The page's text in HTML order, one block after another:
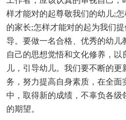
样才能对的起尊敬我们的幼儿;
的家长;怎样才能对的起为我们
导。要做一名合格、优秀的幼儿
自己的思想觉悟和文化修养，以
儿，引导幼儿。我们要不断的更
务，努力提高自身素质，在全面
中，取得新的成绩，不辜负各级
的期望。